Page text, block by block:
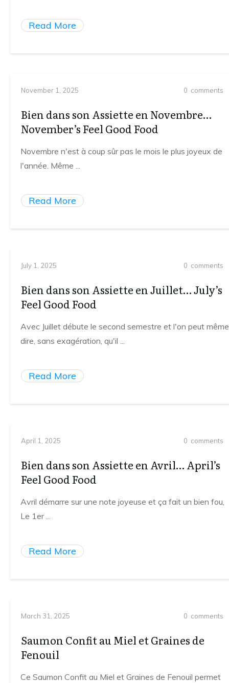
Read More
November 1, 2025 0 comments
Bien dans son Assiette en Novembre…
November’s Feel Good Food
Novembre n'est à coup sûr pas le mois le plus joyeux de
l'année. Même ...
Read More
July 1, 2025 0 comments
Bien dans son Assiette en Juillet… July’s
Feel Good Food
Avec Juillet débute le second semestre et l'on peut même
dire, sans exagération, qu'il ...
Read More
April 1, 2025 0 comments
Bien dans son Assiette en Avril… April’s
Feel Good Food
Avril démarre sur une note joyeuse et ça fait un bien fou,
Le 1er...
Read More
March 31, 2025 0 comments
Saumon Confit au Miel et Graines de
Fenouil
Ce Saumon Confit au Miel et Graines de Fenouil permet